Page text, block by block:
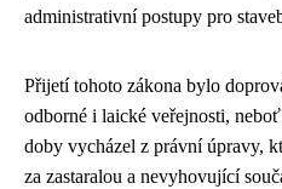
administrativní postupy pro
Přijetí tohoto zákona bylo
odborné i laické veřejnosti, neboť
doby vycházel z právní úpravy,
za zastaralou a nevyhovující